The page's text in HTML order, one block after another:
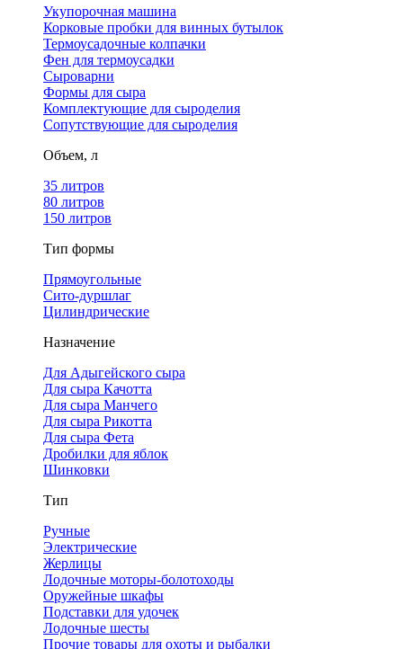
Укупорочная машина
Корковые пробки для винных бутылок
Термоусадочные колпачки
Фен для термоусадки
Сыроварни
Формы для сыра
Комплектующие для сыроделия
Сопутствующие для сыроделия
Объем, л
35 литров
80 литров
150 литров
Тип формы
Прямоугольные
Сито-дуршлаг
Цилиндрические
Назначение
Для Адыгейского сыра
Для сыра Качотта
Для сыра Манчего
Для сыра Рикотта
Для сыра Фета
Дробилки для яблок
Шинковки
Тип
Ручные
Электрические
Жерлицы
Лодочные моторы-болотоходы
Оружейные шкафы
Подставки для удочек
Лодочные шесты
Прочие товары для охоты и рыбалки